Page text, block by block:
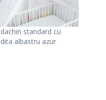
standard cu
albastru azur